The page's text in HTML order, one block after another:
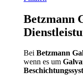
Betzmann
Bei Betzmann
wenn es um